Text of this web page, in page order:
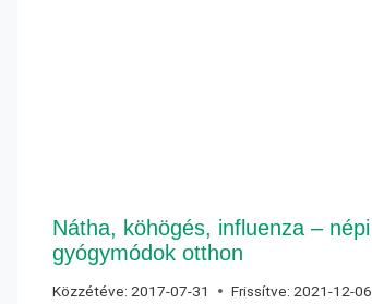
Nátha, köhögés, influenza – népi
gyógymódok otthon
Közzétéve: 2017-07-31 Frissítve: 2021-12-06